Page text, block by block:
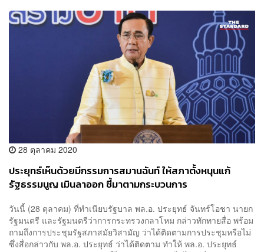
28 ตุลาคม 2020
ประยุทธ์เห็นด้วยมีกรรมการสมานฉันท์ ให้สภาตั้งหนุนแก้
รัฐธรรมนูญ เมินลาออก ชี้มาตามกระบวนการ
วันนี้ (28 ตุลาคม) ที่ทำเนียบรัฐบาล พล.อ. ประยุทธ์ จันทร์โอชา นายก
รัฐมนตรี และรัฐมนตรีว่าการกระทรวงกลาโหม กล่าวทักทายสื่อ พร้อม
ถามถึงการประชุมรัฐสภาสมัยวิสามัญ ว่าได้ติดตามการประชุมหรือไม่
ซึ่งสื่อกล่าวกับ พล.อ. ประยุทธ์ ว่าได้ติดตาม ทำให้ พล.อ. ประยุทธ์